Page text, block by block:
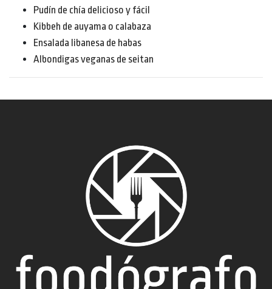
Pudín de chía delicioso y fácil
Kibbeh de auyama o calabaza
Ensalada libanesa de habas
Albondigas veganas de seitan